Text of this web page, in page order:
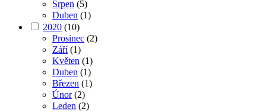
Srpen (5)
Duben (1)
2020 (10)
Prosinec (2)
Září(1)
Květen (1)
Duben (1)
Březen (1)
Únor(2)
Leden (2)